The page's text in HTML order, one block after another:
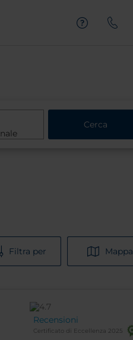
Cerca
Filtra per Mappa
Recensioni
Certificato di Eccellenza 2025